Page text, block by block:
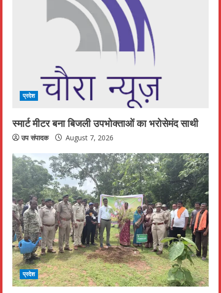
n
g
प्रदेश
स्मार्ट मीटर बना बिजली उपभोक्ताओं का भरोसेमंद साथी
उप संपादक August 7, 2026
प्रदेश